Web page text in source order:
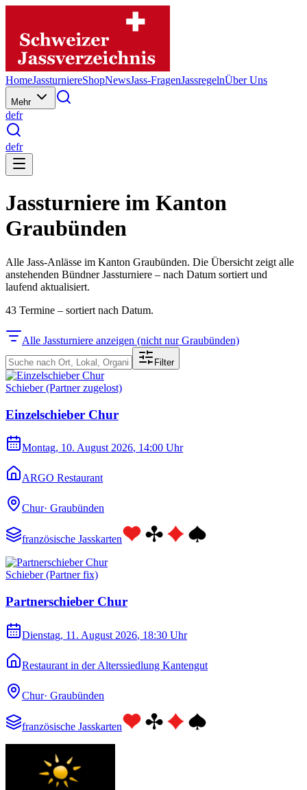
HomeJassturniereShopNewsJass-FragenJassregelnÜber Uns
Mehr
defr
defr
Jassturniere im Kanton
Graubünden
Alle Jass-Anlässe im Kanton Graubünden. Die Übersicht zeigt alle
anstehenden Bündner Jassturniere – nach Datum sortiert und
laufend aktualisiert.
43 Termine – sortiert nach Datum.
Alle Jassturniere anzeigen (nicht nur Graubünden)
Filter
Schieber (Partner zugelost)
Einzelschieber Chur
Montag, 10. August 2026, 14:00 Uhr
ARGO Restaurant
Chur· Graubünden
französische Jasskarten
Schieber (Partner fix)
Partnerschieber Chur
Dienstag, 11. August 2026, 18:30 Uhr
Restaurant in der Alterssiedlung Kantengut
Chur· Graubünden
französische Jasskarten